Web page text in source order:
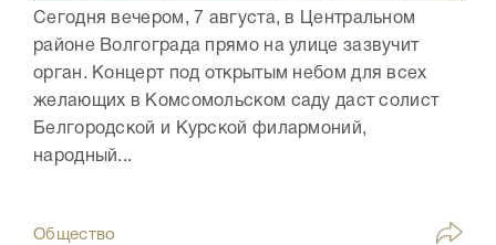
Сегодня вечером, 7 августа, в Центральном
районе Волгограда прямо на улице зазвучит
орган. Концерт под открытым небом для всех
желающих в Комсомольском саду даст солист
Белгородской и Курской филармоний,
народный...
Общество